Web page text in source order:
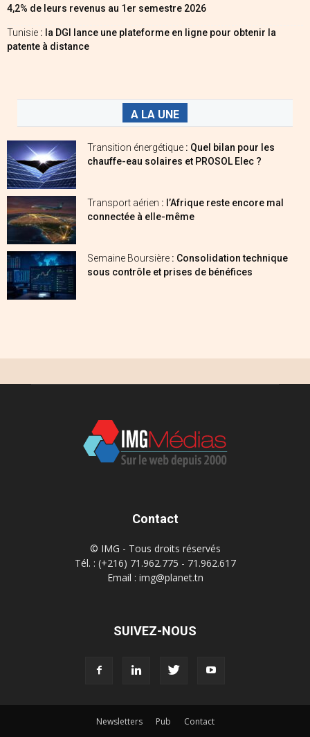
4,2% de leurs revenus au 1er semestre 2026
Tunisie : la DGI lance une plateforme en ligne pour obtenir la
patente à distance
A LA UNE
Transition énergétique : Quel bilan pour les
chauffe-eau solaires et PROSOL Elec ?
Transport aérien : l’Afrique reste encore mal
connectée à elle-même
Semaine Boursière : Consolidation technique
sous contrôle et prises de bénéfices
Contact
© IMG - Tous droits réservés
Tél. : (+216) 71.962.775 - 71.962.617
Email : img@planet.tn
SUIVEZ-NOUS
Newsletters Pub Contact